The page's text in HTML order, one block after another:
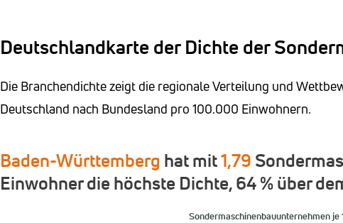
Deutschlandkarte der Dichte der
Die Branchendichte zeigt die regionale Verteilung und
Deutschland nach Bundesland pro 100.000 Einwohnern.
Baden-Württemberg hat mit1,79
Einwohner die höchste Dichte, 64 % über
Sondermaschinenbauunternehmen